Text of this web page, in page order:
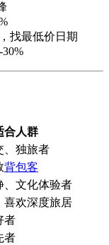
找最低价日期
合人群
、独旅者
背包客
、文化体验者
喜欢深度旅居
者
者